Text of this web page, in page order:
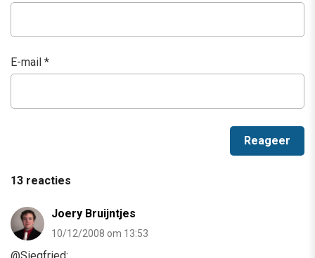
E-mail *
13 reacties
Joery Bruijntjes
10/12/2008 om 13:53